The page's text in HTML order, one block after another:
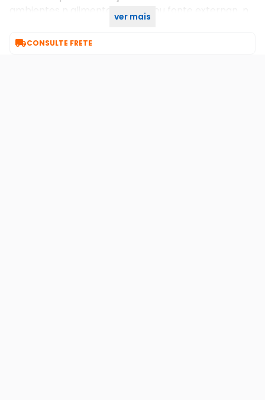
ambientes n alimentação: poe ou fonte externan n
ver mais
CONSULTE FRETE